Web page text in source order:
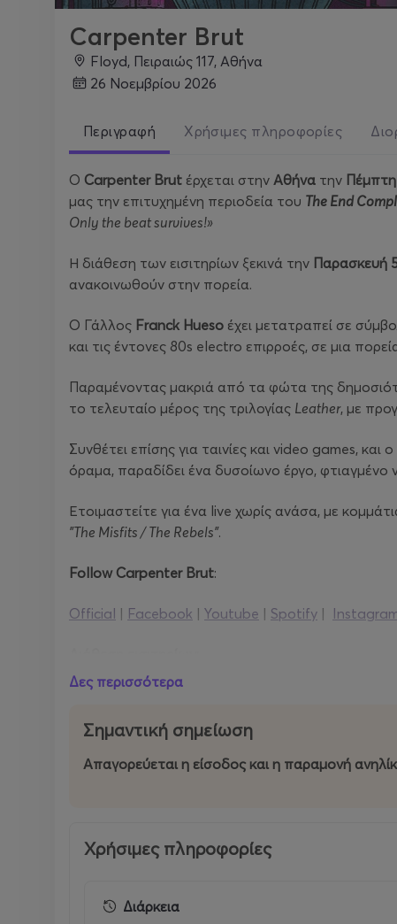
Carpenter Brut
Floyd, Πειραιώς 117, Αθήνα
26 Νοεμβρίου 2026
Περιγραφή Χρήσιμες πληροφορίες
O Carpenter Brut έρχεται στην Αθήνα την
μας την επιτυχημένη περιοδεία του The End
Only the beat survives!»
Η διάθεση των εισιτηρίων ξεκινά την Παρασκευή
ανακοινωθούν στην πορεία.
Ο Γάλλος Franck Hueso έχει μετατραπεί σε
και τις έντονες 80s electro επιρροές, σε μια
Παραμένοντας μακριά από τα φώτα της
το τελευταίο μέρος της τριλογίας Leather, με
Συνθέτει επίσης για ταινίες και video games,
όραμα, παραδίδει ένα δυσοίωνο έργο, φτιαγμένο
Ετοιμαστείτε για ένα live χωρίς ανάσα, με
"The Misfits / The Rebels".
Follow Carpenter Brut:
Official | Facebook | Youtube | Spotify |
Τηλεφωνικά στο 2117700000
Φυσικά σημεία: https://www.more.com/gr-el/
*Σύμφωνα με την ισχύουσα νομοθεσία,
Δες περισσότερα
Σημαντική σημείωση
Απαγορεύεται η είσοδος και η παραμονή
Χρήσιμες πληροφορίες
Διάρκεια